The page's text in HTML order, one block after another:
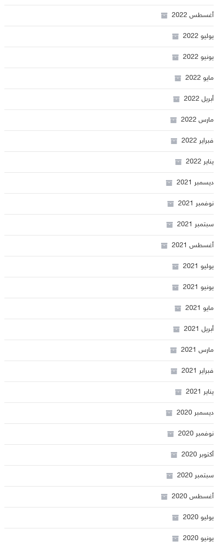
أغسطس 2022
يوليو 2022
يونيو 2022
مايو 2022
أبريل 2022
مارس 2022
فبراير 2022
يناير 2022
ديسمبر 2021
نوفمبر 2021
سبتمبر 2021
أغسطس 2021
يوليو 2021
يونيو 2021
مايو 2021
أبريل 2021
مارس 2021
فبراير 2021
يناير 2021
ديسمبر 2020
نوفمبر 2020
أكتوبر 2020
سبتمبر 2020
أغسطس 2020
يوليو 2020
يونيو 2020